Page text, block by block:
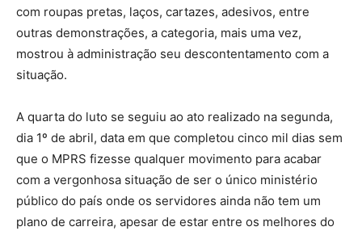
com roupas pretas, laços, cartazes, adesivos, entre
outras demonstrações, a categoria, mais uma vez,
mostrou à administração seu descontentamento com a
situação.
A quarta do luto se seguiu ao ato realizado na segunda,
dia 1º de abril, data em que completou cinco mil dias sem
que o MPRS fizesse qualquer movimento para acabar
com a vergonhosa situação de ser o único ministério
público do país onde os servidores ainda não tem um
plano de carreira, apesar de estar entre os melhores do